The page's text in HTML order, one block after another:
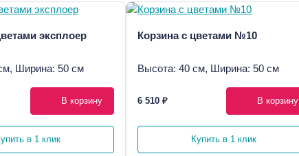
эксплоер
Ширина: 50 см
В корзину
в 1 клик
Корзина с цветами №10
Высота: 40 см, Ширина: 50 см
6 510 ₽ В корзину
Купить в 1 клик